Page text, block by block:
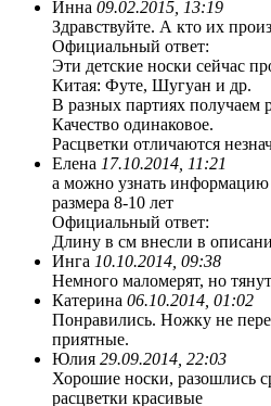
Инна 09.02.2015, 13:19
Здравствуйте. А кто их
Официальный ответ:
Эти детские носки сейчас
Китая: Футе, Шугуан и др.
В разных партиях получаем
Качество одинаковое.
Расцветки отличаются
Елена 17.10.2014, 11:21
а можно узнать
размера 8-10 лет
Официальный ответ:
Длину в см внесли в
Инга 10.10.2014, 09:38
Немного маломерят, но
Катерина 06.10.2014, 01:02
Понравились. Ножку не
приятные.
Юлия 29.09.2014, 22:03
Хорошие носки, разошлись
расцветки красивые